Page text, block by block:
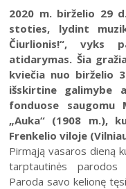
Šiaulių
Radijo
Žaliūkių
Poeto
Šiaulių
Chaimo
Žaliūkių
Radijo
Šiuo
Parodų
Bilietų
Mano
Vaikams
Šiaulių
2020 m. birželio 29
stoties, lydint
Čiurlionis!“, vyks
atidarymas. Šia
kviečia nuo birželio
išskirtine galimybe
fonduose
„Auka“ (1908 m.),
Frenkelio viloje
Pirmąją vasaros dieną
tarptautinės parodos
Paroda savo kelionę